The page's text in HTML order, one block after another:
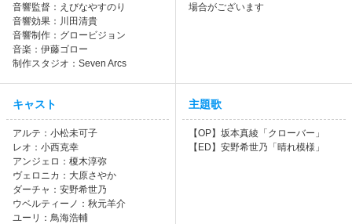
音響監督：えびなやすのり
音響効果：川田清貴
音響制作：グロービジョン
音楽：伊藤ゴロー
制作スタジオ：Seven Arcs
場合がございます
キャスト
アルテ：小松未可子
レオ：小西克幸
アンジェロ：榎木淳弥
ヴェロニカ：大原さやか
ダーチャ：安野希世乃
ウベルティーノ：秋元羊介
ユーリ：鳥海浩輔
主題歌
【OP】坂本真綾「クローバー」
【ED】安野希世乃「晴れ模様」